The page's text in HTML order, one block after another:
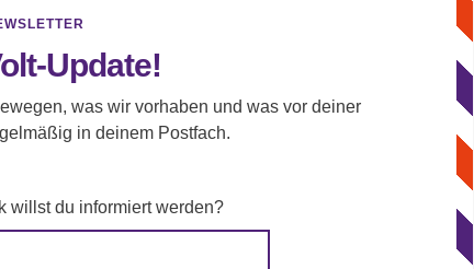
Update!
was wir vorhaben und was vor deiner
in deinem Postfach.
willst du informiert werden?